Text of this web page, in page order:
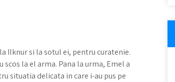
Ilknur si la sotul ei, pentru curatenie.
la el arma. Pana la urma, Emel a
situatia delicata in care i-au pus pe